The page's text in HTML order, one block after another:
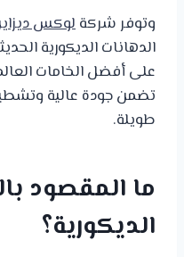
وتوفر شركةلوكس
الدهانات الديكورية
على أفضل الخامات
تضمن جودة عالية
طويلة.
ما المقصود
الديكورية؟